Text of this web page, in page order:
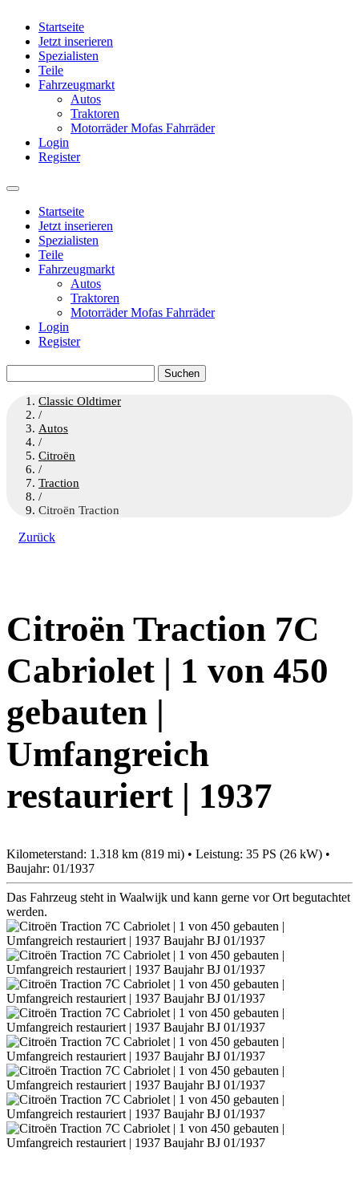
Startseite
Jetzt inserieren
Spezialisten
Teile
Fahrzeugmarkt
Autos
Traktoren
Motorräder Mofas Fahrräder
Login
Register
Startseite
Jetzt inserieren
Spezialisten
Teile
Fahrzeugmarkt
Autos
Traktoren
Motorräder Mofas Fahrräder
Login
Register
nach:
Classic Oldtimer
/
Autos
/
Citroën
/
Traction
/
Citroën Traction
Zurück
Citroën Traction 7C
Cabriolet | 1 von 450
gebauten |
Umfangreich
restauriert | 1937
Kilometerstand: 1.318 km (819 mi) • Leistung: 35 PS (26 kW) •
Baujahr: 01/1937
Das Fahrzeug steht in Waalwijk und kann gerne vor Ort begutachtet
werden.